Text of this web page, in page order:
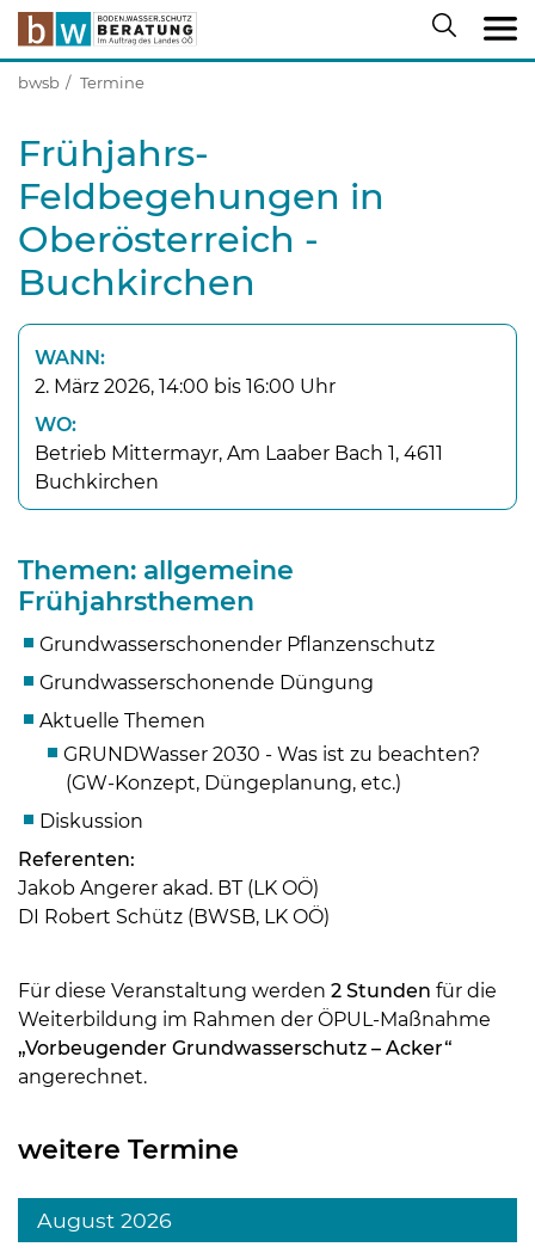
Skip to main content
bwsb Termine
Frühjahrs-
Feldbegehungen in
Oberösterreich -
Buchkirchen
WANN:
2. März 2026, 14:00 bis 16:00 Uhr
WO:
Betrieb Mittermayr, Am Laaber Bach 1, 4611
Buchkirchen
Themen: allgemeine
Frühjahrsthemen
Grundwasserschonender Pflanzenschutz
Grundwasserschonende Düngung
Aktuelle Themen
GRUNDWasser 2030 - Was ist zu beachten?
(GW-Konzept, Düngeplanung, etc.)
Diskussion
Referenten:
Jakob Angerer akad. BT (LK OÖ)
DI Robert Schütz (BWSB, LK OÖ)
Für diese Veranstaltung werden 2 Stunden für die
Weiterbildung im Rahmen der ÖPUL-Maßnahme
„Vorbeugender Grundwasserschutz – Acker“
angerechnet.
weitere Termine
August 2026